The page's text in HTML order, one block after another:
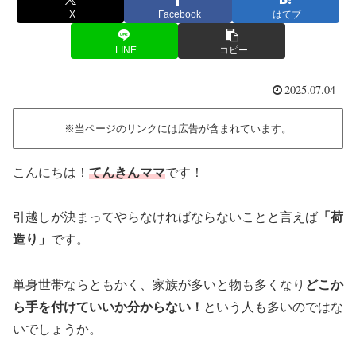
X Facebook はてブ
LINE コピー
2025.07.04
※当ページのリンクには広告が含まれています。
こんにちは！ てんきんママです！
引越しが決まってやらなければならないことと言えば 「荷
造り」 です。
単身世帯ならともかく、家族が多いと物も多くなり どこか
ら手を付けていいか分からない！ という人も多いのではな
いでしょうか。